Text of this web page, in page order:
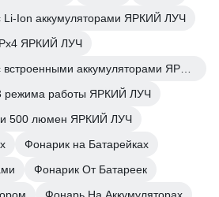
Ion аккумуляторами ЯРКИЙ ЛУЧ
ЯРКИЙ ЛУЧ
режима работы ЯРКИЙ ЛУЧ
500 люмен ЯРКИЙ ЛУЧ
Фонарик на Батарейках
Фонарик От Батареек